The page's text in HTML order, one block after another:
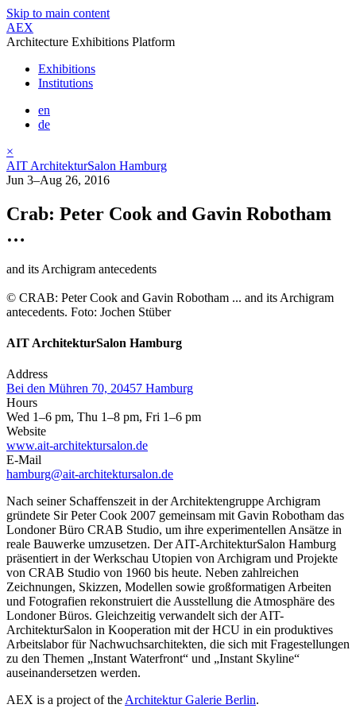
Skip to main content
AEX
Architecture Exhibitions Platform
Exhibitions
Institutions
en
de
×
AIT ArchitekturSalon Hamburg
Jun 3–Aug 26, 2016
Crab: Peter Cook and Gavin Robotham
…
and its Archigram antecedents
© CRAB: Peter Cook and Gavin Robotham ... and its Archigram
antecedents. Foto: Jochen Stüber
AIT ArchitekturSalon Hamburg
Address
Bei den Mühren 70, 20457 Hamburg
Hours
Wed 1–6 pm, Thu 1–8 pm, Fri 1–6 pm
Website
www.ait-architektursalon.de
E-Mail
hamburg@ait-architektursalon.de
Nach seiner Schaffenszeit in der Architektengruppe Archigram
gründete Sir Peter Cook 2007 gemeinsam mit Gavin Robotham das
Londoner Büro CRAB Studio, um ihre experimentellen Ansätze in
reale Bauwerke umzusetzen. Der AIT-ArchitekturSalon Hamburg
präsentiert in der Werkschau Utopien von Archigram und Projekte
von CRAB Studio von 1960 bis heute. Neben zahlreichen
Zeichnungen, Skizzen, Modellen sowie großformatigen Arbeiten
und Fotografien rekonstruiert die Ausstellung die Atmosphäre des
Londoner Büros. Gleichzeitig verwandelt sich der AIT-
ArchitekturSalon in Kooperation mit der HCU in ein produktives
Arbeitslabor für Nachwuchsarchitekten, die sich mit Fragestellungen
zu den Themen „Instant Waterfront“ und „Instant Skyline“
auseinandersetzen werden.
AEX is a project of the Architektur Galerie Berlin.